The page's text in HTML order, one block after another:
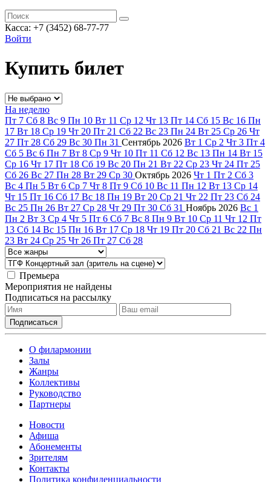
Касса: +7 (3452) 68-77-77
Войти
Купить билет
На неделю
Пт 7 Сб 8 Вс 9 Пн 10 Вт 11 Ср 12 Чт 13 Пт 14 Сб 15 Вс 16 Пн
17 Вт 18 Ср 19 Чт 20 Пт 21 Сб 22 Вс 23 Пн 24 Вт 25 Ср 26 Чт
27 Пт 28 Сб 29 Вс 30 Пн 31 Сентябрь 2026 Вт 1 Ср 2 Чт 3 Пт 4
Сб 5 Вс 6 Пн 7 Вт 8 Ср 9 Чт 10 Пт 11 Сб 12 Вс 13 Пн 14 Вт 15
Ср 16 Чт 17 Пт 18 Сб 19 Вс 20 Пн 21 Вт 22 Ср 23 Чт 24 Пт 25
Сб 26 Вс 27 Пн 28 Вт 29 Ср 30 Октябрь 2026 Чт 1 Пт 2 Сб 3
Вс 4 Пн 5 Вт 6 Ср 7 Чт 8 Пт 9 Сб 10 Вс 11 Пн 12 Вт 13 Ср 14
Чт 15 Пт 16 Сб 17 Вс 18 Пн 19 Вт 20 Ср 21 Чт 22 Пт 23 Сб 24
Вс 25 Пн 26 Вт 27 Ср 28 Чт 29 Пт 30 Сб 31 Ноябрь 2026 Вс 1
Пн 2 Вт 3 Ср 4 Чт 5 Пт 6 Сб 7 Вс 8 Пн 9 Вт 10 Ср 11 Чт 12 Пт
13 Сб 14 Вс 15 Пн 16 Вт 17 Ср 18 Чт 19 Пт 20 Сб 21 Вс 22 Пн
23 Вт 24 Ср 25 Чт 26 Пт 27 Сб 28
Премьера
Мероприятия не найдены
Подписаться на рассылку
О филармонии
Залы
Жанры
Коллективы
Руководство
Партнеры
Новости
Афиша
Абонементы
Зрителям
Контакты
Политика конфиденциальности